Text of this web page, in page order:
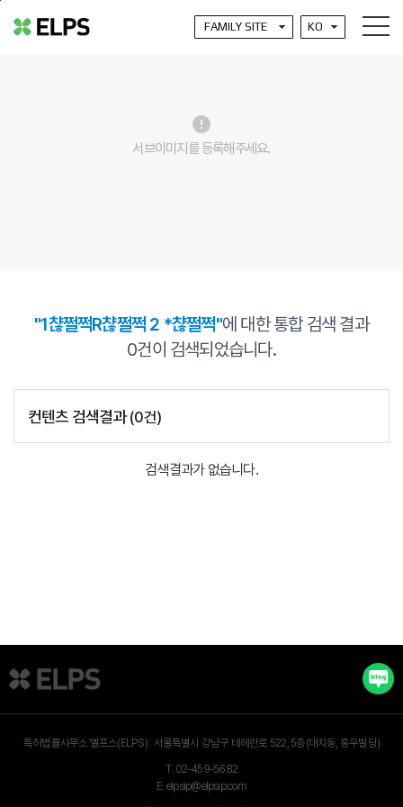
error
서브이미지를 등록해주세요.
"1챦쩔쩍R챦쩔쩍 2 *챦쩔쩍"에 대한 통합 검색 결과
0건이 검색되었습니다.
컨텐츠 검색결과(0건)
검색결과가 없습니다.
특허법률사무소 엘프스(ELPS) : 서울특별시 강남구 테헤란로 522, 5층(대치동, 홍우빌딩)
T. 02-459-5682
E. elpsip@elpsip.com